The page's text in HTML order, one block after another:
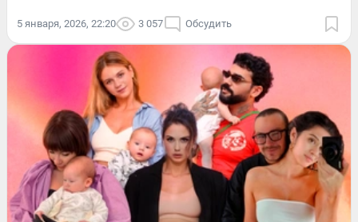
5 января, 2026, 22:20 3 057 Обсудить